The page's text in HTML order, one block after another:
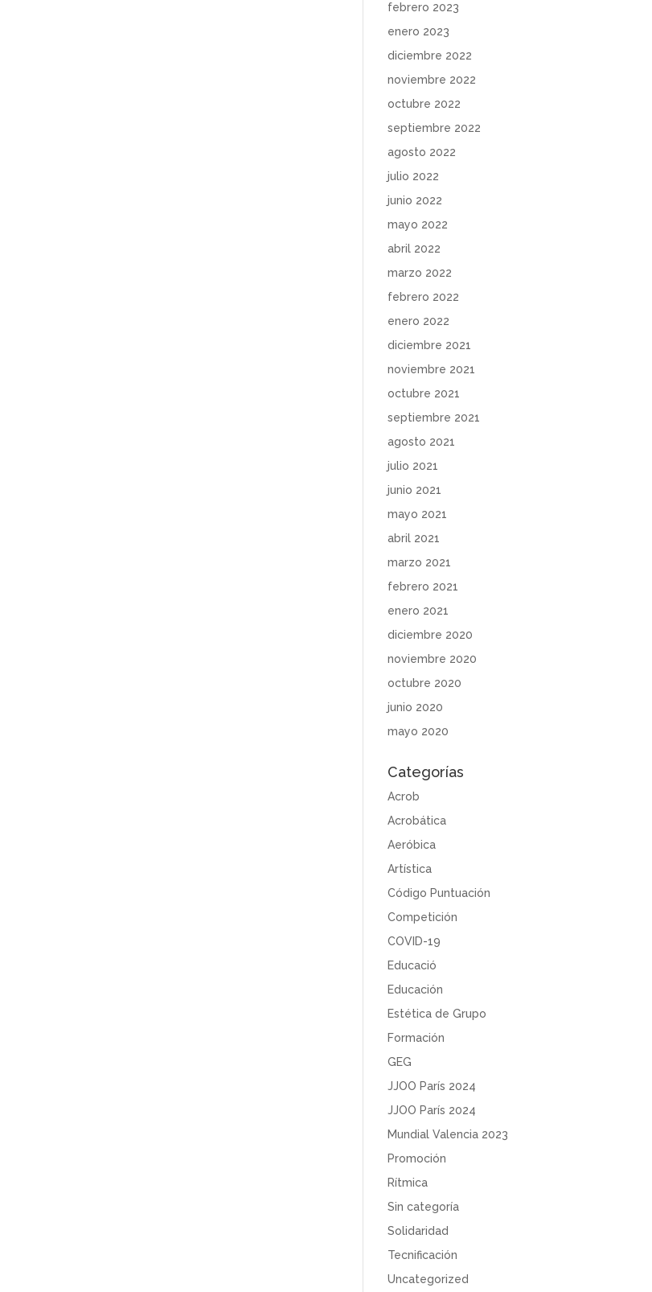
febrero 2023
enero 2023
diciembre 2022
noviembre 2022
octubre 2022
septiembre 2022
agosto 2022
julio 2022
junio 2022
mayo 2022
abril 2022
marzo 2022
febrero 2022
enero 2022
diciembre 2021
noviembre 2021
octubre 2021
septiembre 2021
agosto 2021
julio 2021
junio 2021
mayo 2021
abril 2021
marzo 2021
febrero 2021
enero 2021
diciembre 2020
noviembre 2020
octubre 2020
junio 2020
mayo 2020
Categorías
Acrob
Acrobática
Aeróbica
Artística
Código Puntuación
Competición
COVID-19
Educació
Educación
Estética de Grupo
Formación
GEG
JJOO París 2024
JJOO París 2024
Mundial Valencia 2023
Promoción
Rítmica
Sin categoría
Solidaridad
Tecnificación
Uncategorized